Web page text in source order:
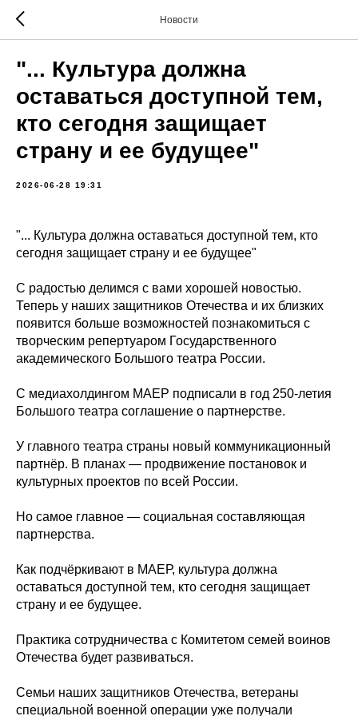
Новости
"... Культура должна
оставаться доступной тем,
кто сегодня защищает
страну и ее будущее"
2026-06-28 19:31
"... Культура должна оставаться доступной тем, кто
сегодня защищает страну и ее будущее"
С радостью делимся с вами хорошей новостью.
Теперь у наших защитников Отечества и их близких
появится больше возможностей познакомиться с
творческим репертуаром Государственного
академического Большого театра России.
С медиахолдингом МАЕР подписали в год 250-летия
Большого театра соглашение о партнерстве.
У главного театра страны новый коммуникационный
партнёр. В планах — продвижение постановок и
культурных проектов по всей России.
Но самое главное — социальная составляющая
партнерства.
Как подчёркивают в МАЕР, культура должна
оставаться доступной тем, кто сегодня защищает
страну и ее будущее.
Практика сотрудничества с Комитетом семей воинов
Отечества будет развиваться.
Семьи наших защитников Отечества, ветераны
специальной военной операции уже получали